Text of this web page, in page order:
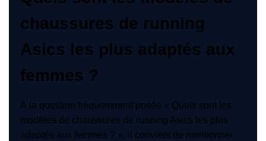
chaussures de running
Asics les plus adaptés aux
femmes ?
À la question fréquemment posée « Quels sont les
modèles de chaussures de running Asics les plus
adaptés aux femmes ? », il convient de mentionner